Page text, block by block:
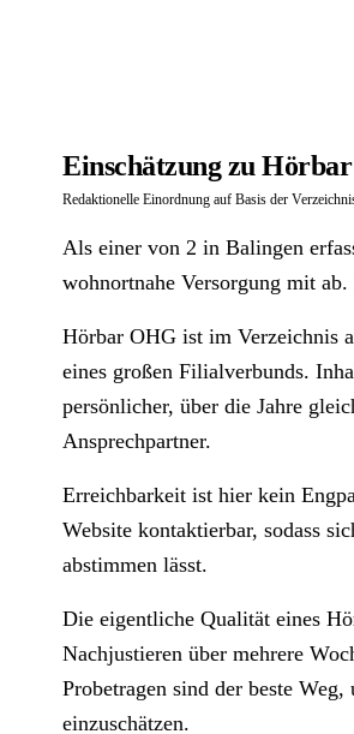
Einschätzung zu
Redaktionelle Einordnung auf Basis der
Als einer von 2 in Balingen
wohnortnahe Versorgung mit
Hörbar OHG ist im Verzeichnis
eines großen Filialverbunds.
persönlicher, über die Jahre
Ansprechpartner.
Erreichbarkeit ist hier kein
Website kontaktierbar, sodass
abstimmen lässt.
Die eigentliche Qualität eines
Nachjustieren über mehrere
Probetragen sind der beste
einzuschätzen.